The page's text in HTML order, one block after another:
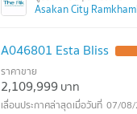
Asakan City
A046801 Esta Bliss
ราคาขาย
2,109,999บาท
07/